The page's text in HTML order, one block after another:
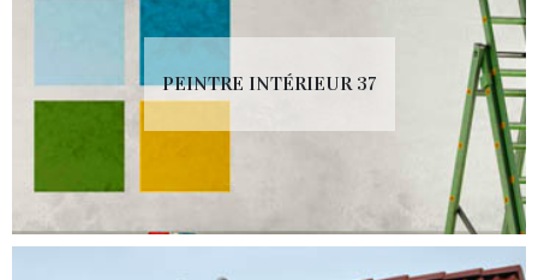
PEINTRE INTÉRIEUR 37